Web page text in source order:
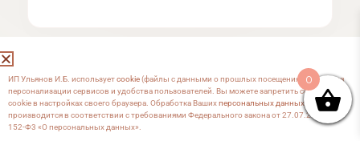
0
ИП Ульянов И.Б. используетcookie(файлы с данными о прошлых посещениях сайта) для
персонализации сервисов и удобства пользователей. Вы можете запретить сохранение
cookie в настройках своего браузера. Обработка Вашихперсональных данных
производится в соответствии с требованиями Федерального закона от 27.07.2006 №
152-Ф3 «О персональных данных».